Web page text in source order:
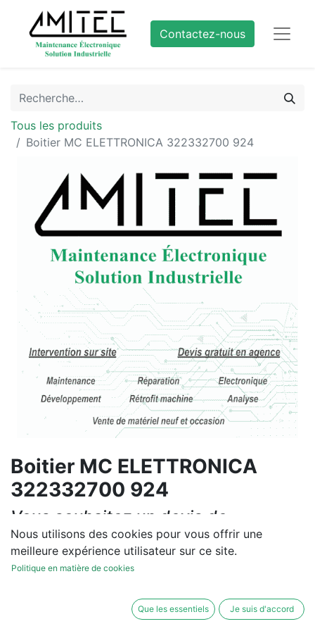
Contactez-nous
Tous les produits
Boitier MC ELETTRONICA 322332700 924
Boitier MC ELETTRONICA
322332700 924
Vous souhaitez un devis de
réparation ou de vente, un
diagnostic sur site?
Nous utilisons des cookies pour vous offrir une
meilleure expérience utilisateur sur ce site.
Politique en matière de cookies
Que les essentiels Je suis d'accord